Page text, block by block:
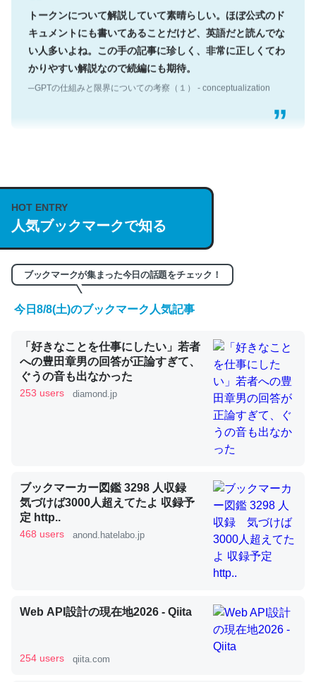
トークンについて解説していて素晴らしい。ほぼ公式のド
キュメントにも書いてあることだけど、英語だと読んでな
い人多いよね。この手の記事に珍しく、非常に正しくてわ
かりやすい解説なので続編にも期待。
─GPTの仕組みと限界についての考察（１） - conceptualization
説してる記事が少ないので貴重な良記事。/続編来た
https://isobe324649.hatenablog.com/entry/2023/03/27
/064121
─GPTの仕組みと限界についての考察（１） - conceptualization
くらい。小説でいう「ずっと前の伏線」は回収されないけ
ど、短期記憶というには多い分量。進化すればするほど分
かりやすく強くなりそう
─GPTの仕組みと限界についての考察（１） - conceptualization
昆虫ってカルシウム少ないのか。知らんかった。調べたら
コオロギのカルシウム分はエビの600分の1程度。
─ニュース :: 【研究発表】昆虫学の大問題＝「昆虫はなぜ海にいな
論文では「淡水はカルシウムも酸素も不足してて両方に不
利だから両方が拮抗してるのでは」とあって面白い。海に
HOT ENTRY
人気ブックマークで知る
ブックマークが集まった今日の話題をチェック！
今日8/8(土)のブックマーク人気記事
「好きなことを仕事にしたい」若者
への豊田章男の回答が正論すぎて、
ぐうの音も出なかった
253 users diamond.jp
ブックマーカー図鑑 3298 人収録
気づけば3000人超えてたよ 収録予
定 http..
468 users anond.hatelabo.jp
Web API設計の現在地2026 - Qiita
254 users qiita.com